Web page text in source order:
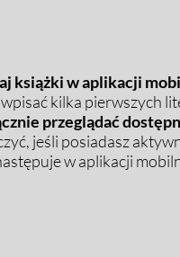
książki w aplikacji
kilka pierwszych
przeglądać
jeśli posiadasz
w aplikacji